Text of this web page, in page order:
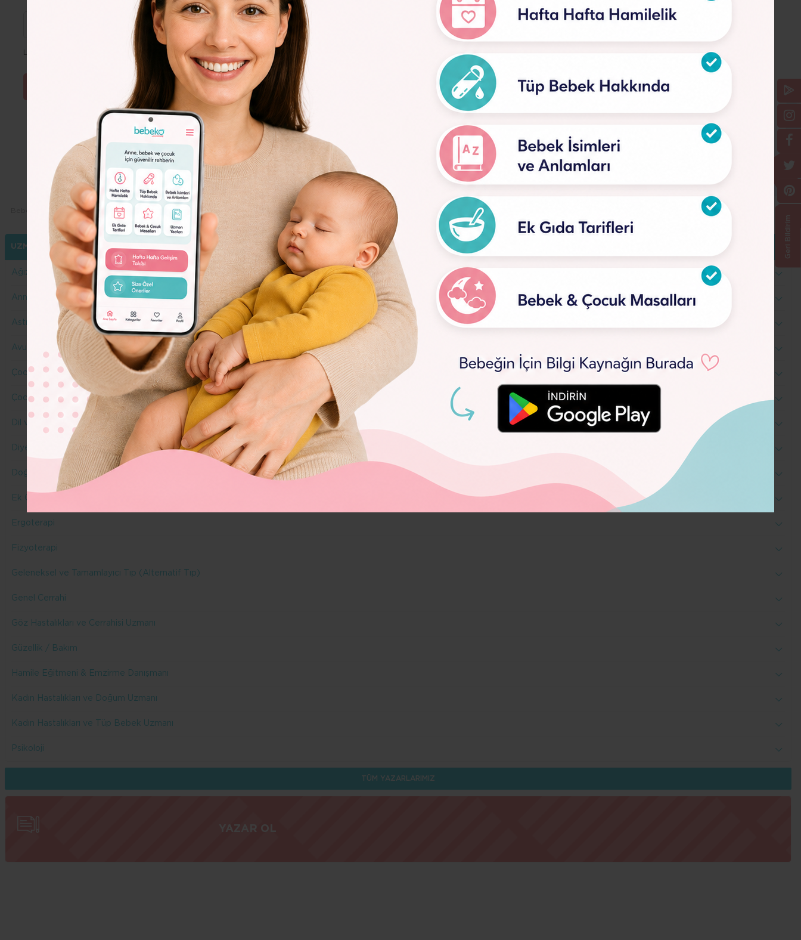
Lütfen e-posta adresinizi giriniz
Yazarlarımız Buse Değirmenci
UZMANLARIMIZ
Ağız ve Diş Sağlığı
Anne Yazar
Astroloji
Avukat
Çocuk Gelişimi
Çocuk Sağlığı ve Hastalıkları Uzmanı
Dil ve Konuşma Terapisi
Diyetisyen
Doğuma Hazırlık Eğitmeni & Doula
Ek Gıda
Ergoterapi
Fizyoterapi
Geleneksel ve Tamamlayıcı Tıp (Alternatif Tıp)
Genel Cerrahi
Göz Hastalıkları ve Cerrahisi Uzmanı
Güzellik / Bakım
Hamile Eğitmeni & Emzirme Danışmanı
Kadın Hastalıkları ve Doğum Uzmanı
Kadın Hastalıkları ve Tüp Bebek Uzmanı
Psikoloji
TÜM YAZARLARIMIZ